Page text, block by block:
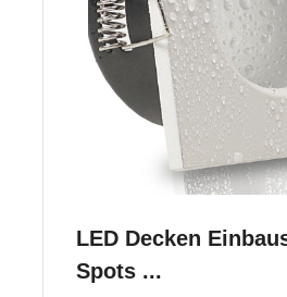
LED Decken
Spots ...